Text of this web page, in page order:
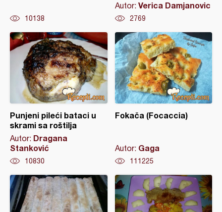
10138
Autor: Verica Damjanovic
2769
Punjeni pileći bataci u
skrami sa roštilja
Autor: Dragana
Stanković
10830
Fokača (Focaccia)
Autor: Gaga
111225